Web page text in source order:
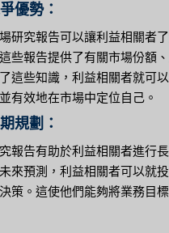
優勢：
研究報告可以讓利益相關者
些報告提供了有關市場份額
這些知識，利益相關者就可
有效地在市場中定位自己。
規劃：
報告有助於利益相關者進行
來預測，利益相關者可以就
策。這使他們能夠將業務目